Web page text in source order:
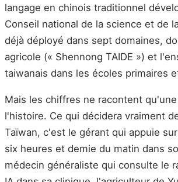
langage en chinois traditionnel
Conseil national de la science et de
déjà déployé dans sept domaines,
agricole (« Shennong TAIDE ») et
taiwanais dans les écoles primaires
Mais les chiffres ne racontent
l'histoire. Ce qui décidera vraiment
Taïwan, c'est le gérant qui appuie
six heures et demie du matin dans
médecin généraliste qui consulte le